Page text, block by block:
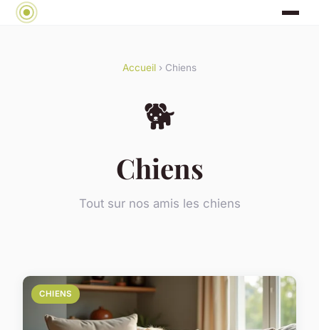
Accueil › Chiens
🐕
Chiens
Tout sur nos amis les chiens
CHIENS